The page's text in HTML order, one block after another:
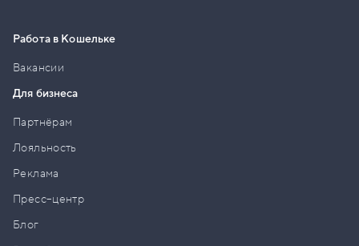
Работа в Кошельке
Вакансии
Для бизнеса
Партнёрам
Лояльность
Реклама
Пресс–центр
Блог